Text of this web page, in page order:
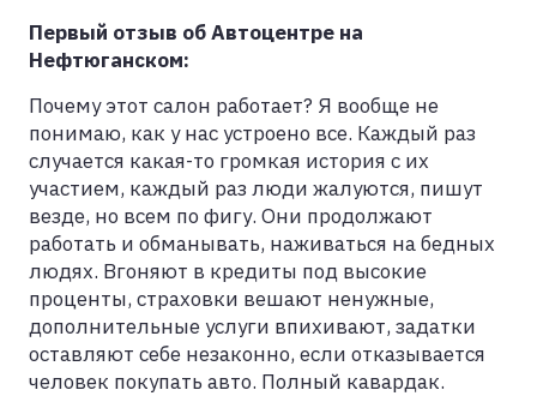
Первый отзыв об Автоцентре на
Нефтюганском:
Почему этот салон работает? Я вообще не
понимаю, как у нас устроено все. Каждый раз
случается какая-то громкая история с их
участием, каждый раз люди жалуются, пишут
везде, но всем по фигу. Они продолжают
работать и обманывать, наживаться на бедных
людях. Вгоняют в кредиты под высокие
проценты, страховки вешают ненужные,
дополнительные услуги впихивают, задатки
оставляют себе незаконно, если отказывается
человек покупать авто. Полный кавардак.